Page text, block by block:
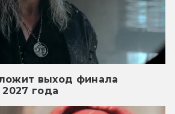
выход финала
года